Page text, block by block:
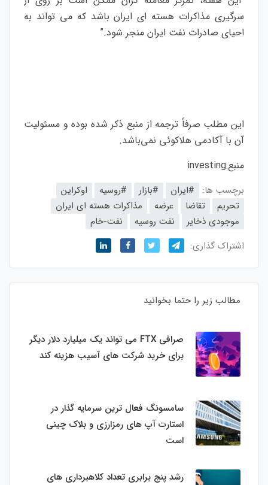
سرگیری مذاکرات هسته ای ایران باشد که می تواند به
احیای صادرات نفت ایران منجر شود.”
این مطلب صرفاً ترجمه از منبع ذکر شده بوده و مسئولیت
آن با آکادمی هلاکوئی نمی‌باشد.
منبع:investing
برچسب ها: #ایران #بازار #روسیه
اوکراین
تحریم
تقاضا عرضه
مذاکرات هسته ای ایران
موجودی ذخایر
نفت روسیه
نفت-خام
اشتراک گذاری:
مطالب زیر را حتما بخوانید
صرافی FTX می تواند یک میلیارد دلار دیگر
برای خرید شرکت های آسیب هزینه کند
سامسونگ فعال‌ ترین سرمایه‌ گذار در
استارت‌ آپ‌ های رمزارزی و بلاک چینی
است
رشد پنج برابری تعداد کلاهبرداری های